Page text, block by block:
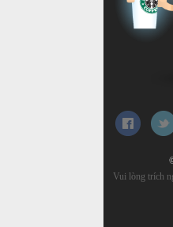
Vui lòng trích